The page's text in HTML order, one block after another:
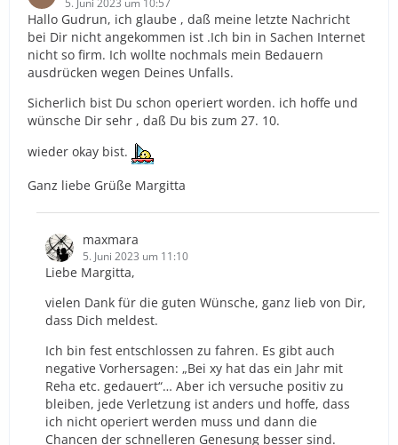
5. Juni 2023 um 10:57
Hallo Gudrun, ich glaube , daß meine letzte Nachricht
bei Dir nicht angekommen ist .Ich bin in Sachen Internet
nicht so firm. Ich wollte nochmals mein Bedauern
ausdrücken wegen Deines Unfalls.
Sicherlich bist Du schon operiert worden. ich hoffe und
wünsche Dir sehr , daß Du bis zum 27. 10.
wieder okay bist.
Ganz liebe Grüße Margitta
maxmara
5. Juni 2023 um 11:10
Liebe Margitta,
vielen Dank für die guten Wünsche, ganz lieb von Dir,
dass Dich meldest.
Ich bin fest entschlossen zu fahren. Es gibt auch
negative Vorhersagen: „Bei xy hat das ein Jahr mit
Reha etc. gedauert“… Aber ich versuche positiv zu
bleiben, jede Verletzung ist anders und hoffe, dass
ich nicht operiert werden muss und dann die
Chancen der schnelleren Genesung besser sind.